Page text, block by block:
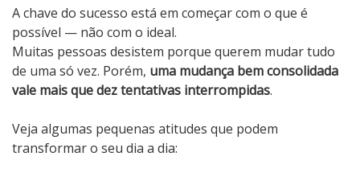
A chave do sucesso está em começar com o que é
possível — não com o ideal.
Muitas pessoas desistem porque querem mudar tudo
de uma só vez. Porém, uma mudança bem consolidada
vale mais que dez tentativas interrompidas.
Veja algumas pequenas atitudes que podem
transformar o seu dia a dia: